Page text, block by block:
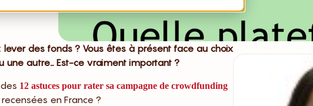
des fonds ? Vous êtes à présent face au choix
une autre… Est-ce vraiment important ?
12 astuces pour rater sa campagne de crowdfunding
en France ?